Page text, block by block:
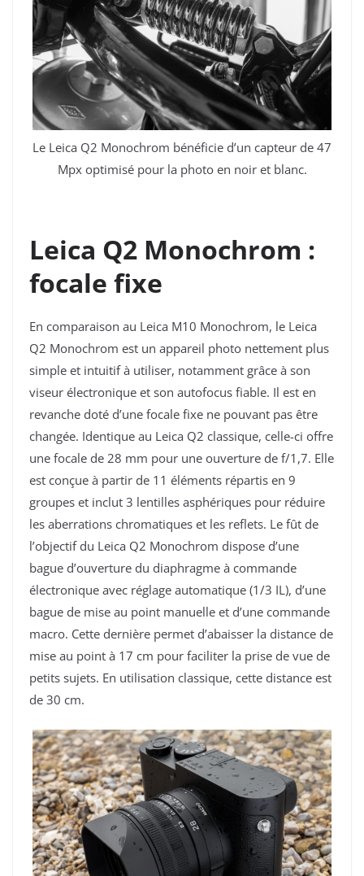
Le Leica Q2 Monochrom bénéficie d’un capteur de 47
Mpx optimisé pour la photo en noir et blanc.
Leica Q2 Monochrom :
focale fixe
En comparaison au Leica M10 Monochrom, le Leica
Q2 Monochrom est un appareil photo nettement plus
simple et intuitif à utiliser, notamment grâce à son
viseur électronique et son autofocus fiable. Il est en
revanche doté d’une focale fixe ne pouvant pas être
changée. Identique au Leica Q2 classique, celle-ci offre
une focale de 28 mm pour une ouverture de f/1,7. Elle
est conçue à partir de 11 éléments répartis en 9
groupes et inclut 3 lentilles asphériques pour réduire
les aberrations chromatiques et les reflets. Le fût de
l’objectif du Leica Q2 Monochrom dispose d’une
bague d’ouverture du diaphragme à commande
électronique avec réglage automatique (1/3 IL), d’une
bague de mise au point manuelle et d’une commande
macro. Cette dernière permet d’abaisser la distance de
mise au point à 17 cm pour faciliter la prise de vue de
petits sujets. En utilisation classique, cette distance est
de 30 cm.